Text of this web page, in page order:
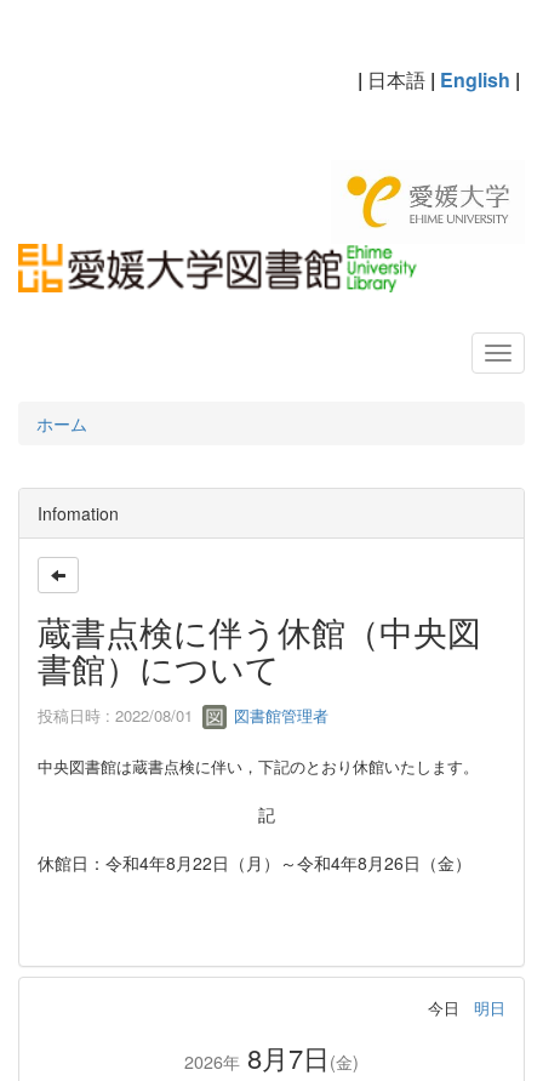
| 日本語 | English |
ホーム
Infomation
蔵書点検に伴う休館（中央図
書館）について
投稿日時 : 2022/08/01 図書館管理者
中央図書館は蔵書点検に伴い，下記のとおり休館いたします。
記
休館日：令和4年8月22日（月）～令和4年8月26日（金）
今日 明日
2026年 8月7日 (金)